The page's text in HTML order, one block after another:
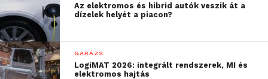
Az elektromos és hibrid autók veszik át a
dízelek helyét a piacon?
GARÁZS
LogiMAT 2026: integrált rendszerek, MI és
elektromos hajtás